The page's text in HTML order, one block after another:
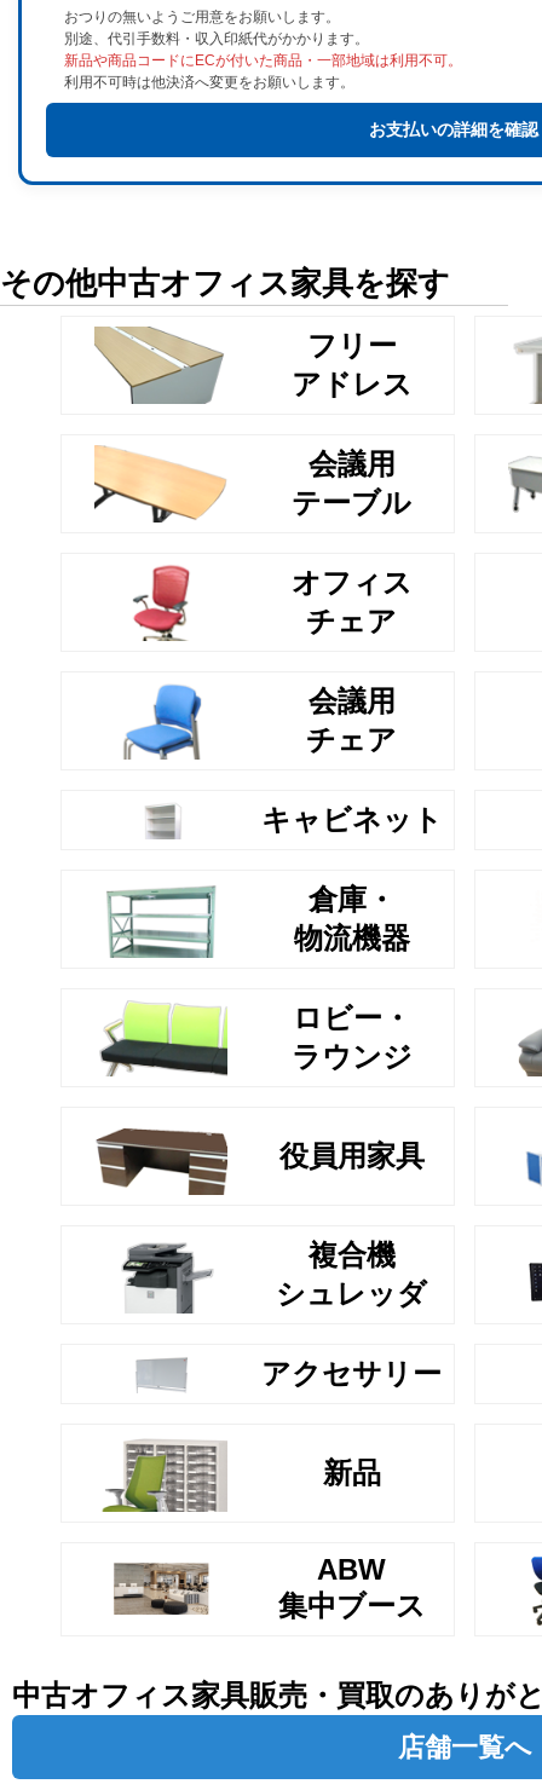
おつりの無いようご用意をお願いします。
別途、代引手数料・収入印紙代がかかります。
新品や商品コードにECが付いた商品・一部地域は利用不可。
利用不可時は他決済へ変更をお願いします。
お支払いの詳細を確認
その他中古オフィス家具を探す
フリー
アドレス
会議用
テーブル
オフィス
チェア
会議用
チェア
キャビネット
倉庫・
物流機器
ロビー・
ラウンジ
役員用家具
複合機
シュレッダ
アクセサリー
新品
ABW
集中ブース
中古オフィス家具販売・買取のありが
店舗一覧へ